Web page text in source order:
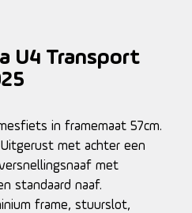
U4 Transport
in framemaat 57cm.
met achter een
met
standaard naaf.
frame, stuurslot,